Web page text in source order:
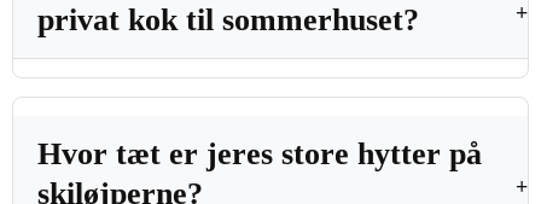
privat kok til sommerhuset?
Hvor tæt er jeres store hytter på
skiløjperne?